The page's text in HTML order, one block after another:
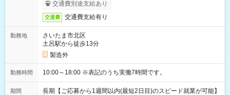
交通費別途支給あり
交通費 交通費支給有り
勤務地
さいたま市北区
土呂駅から徒歩13分
製造外
勤務時間 10:00～18:00 ※表記のうち実働7時間です。
期間
長期【ご応募から1週間以内(最短2日目)のスピード就業が可能】